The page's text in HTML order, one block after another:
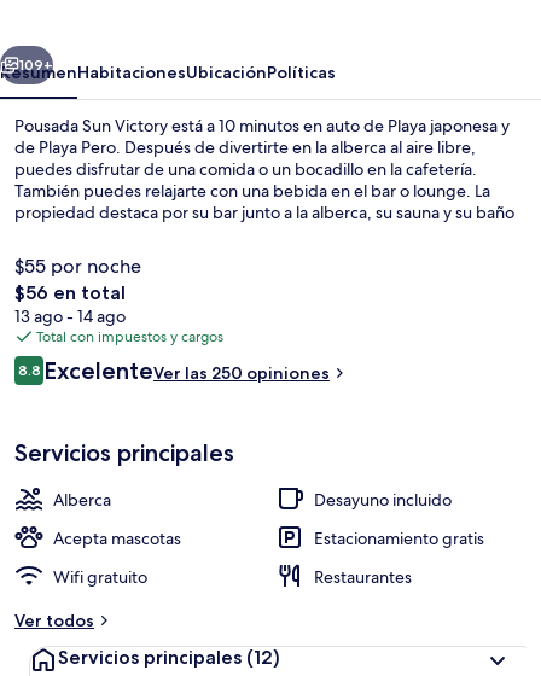
Siguiente
109+
ResumenHabitacionesUbicaciónPolíticas
Pousada Sun Victory está a 10 minutos en auto de Playa japonesa y
de Playa Pero. Después de divertirte en la alberca al aire libre,
puedes disfrutar de una comida o un bocadillo en la cafetería.
También puedes relajarte con una bebida en el bar o lounge. La
propiedad destaca por su bar junto a la alberca, su sauna y su baño
$55 por noche
El
precio
total
es
de
$56 en total
13 ago - 14 ago
Total con impuestos y cargos
Opiniones
8.88.8 de 10,
ExcelenteVer las 250 opiniones
Servicios principales
Alberca
Desayuno incluido
Acepta mascotas
Estacionamiento gratis
Wifi gratuito
Restaurantes
Ver todos
Servicios principales (12)